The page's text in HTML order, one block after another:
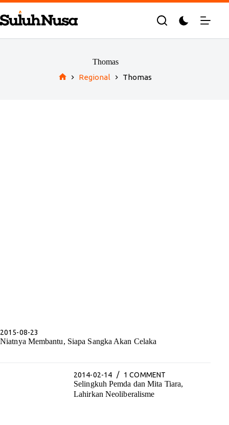
Skip
to
content
Thomas
Regional Thomas
2015-08-23
Niatnya Membantu, Siapa Sangka Akan Celaka
2014-02-14 1 COMMENT
Selingkuh Pemda dan Mita Tiara,
Lahirkan Neoliberalisme